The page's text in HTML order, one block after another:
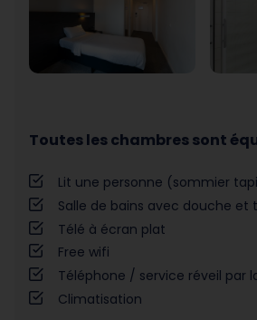
Toutes les chambres sont
Lit une personne (sommier
Salle de bains avec douche et
Télé à écran plat
Free wifi
Téléphone / service réveil par
Climatisation